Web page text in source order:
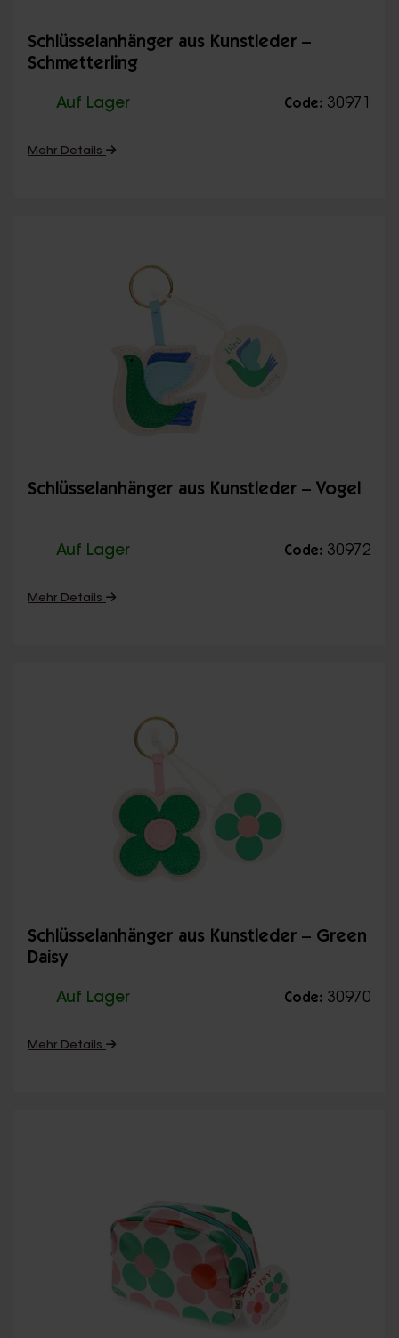
Schlüsselanhänger aus Kunstleder –
Schmetterling
Auf Lager Code: 30971
Mehr Details
Schlüsselanhänger aus Kunstleder – Vogel
Auf Lager Code: 30972
Mehr Details
Schlüsselanhänger aus Kunstleder – Green
Daisy
Auf Lager Code: 30970
Mehr Details